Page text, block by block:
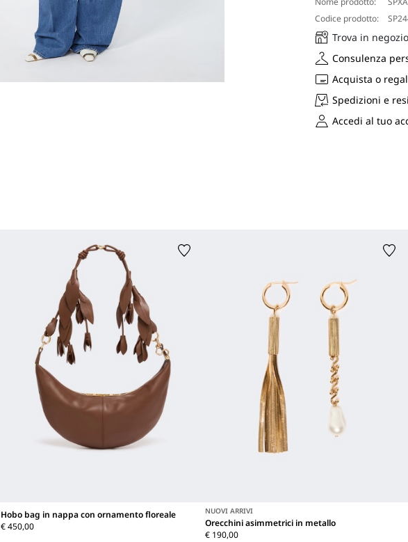
Codice prodotto:
Trova in negozio
Consulenza
Acquista o
Spedizioni e
Accedi al tuo
Hobo bag in nappa con ornamento floreale
€ 450,00
NUOVI ARRIVI
Orecchini asimmetrici in metallo
€ 190,00